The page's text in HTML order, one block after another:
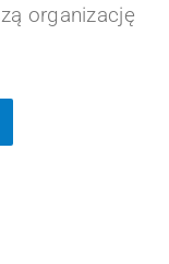
organizację